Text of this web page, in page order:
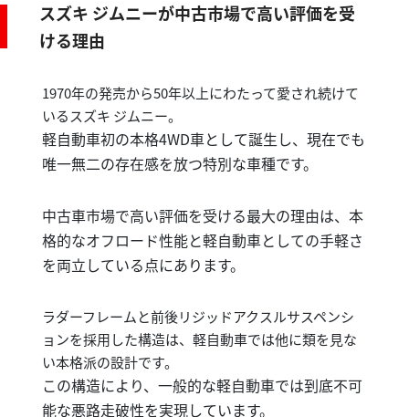
スズキ ジムニーが中古市場で高い評価を受
ける理由
1970年の発売から50年以上にわたって愛され続けて
いるスズキ ジムニー。
軽自動車初の本格4WD車として誕生し、現在でも
唯一無二の存在感を放つ特別な車種です。
中古車市場で高い評価を受ける最大の理由は、本
格的なオフロード性能と軽自動車としての手軽さ
を両立している点にあります。
ラダーフレームと前後リジッドアクスルサスペンシ
ョンを採用した構造は、軽自動車では他に類を見な
い本格派の設計です。
この構造により、一般的な軽自動車では到底不可
能な悪路走破性を実現しています。